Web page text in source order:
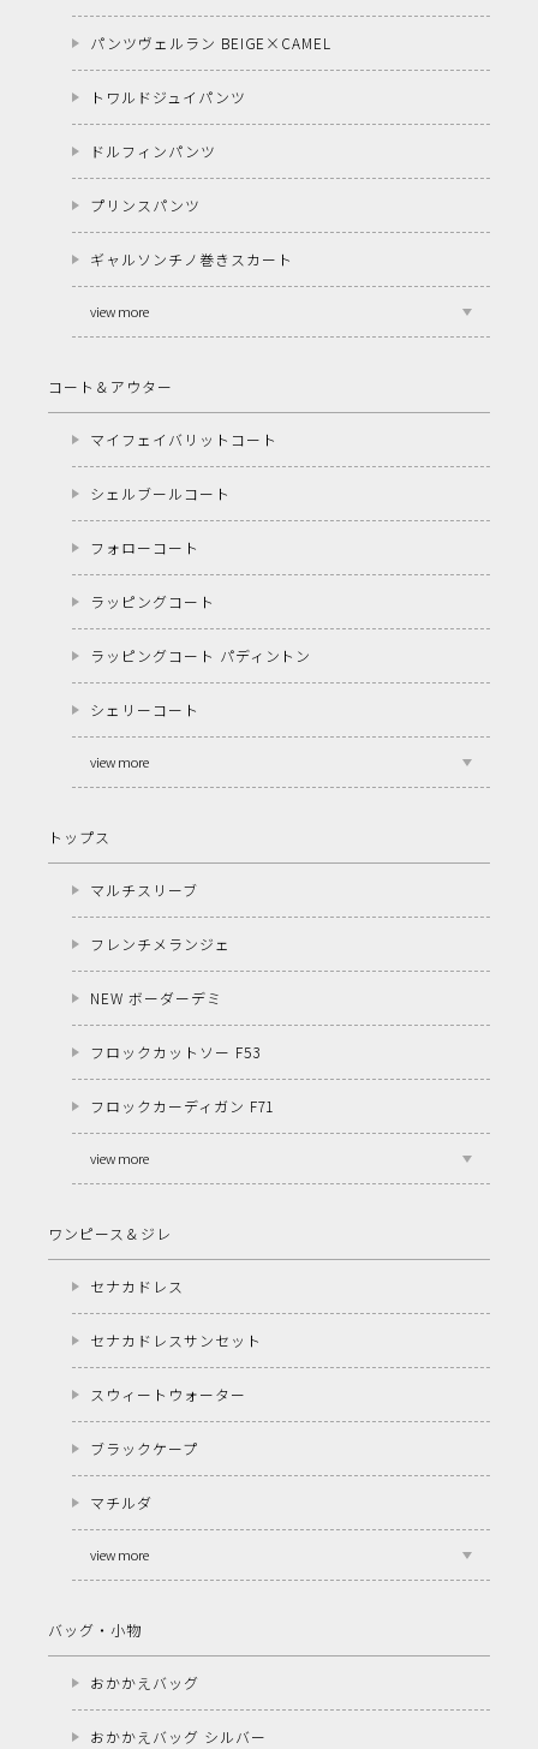
パンツヴェルラン BEIGE×CAMEL
トワルドジュイパンツ
ドルフィンパンツ
プリンスパンツ
ギャルソンチノ巻きスカート
view more
コート＆アウター
マイフェイバリットコート
シェルブールコート
フォローコート
ラッピングコート
ラッピングコート パディントン
シェリーコート
view more
トップス
マルチスリーブ
フレンチメランジェ
NEW ボーダーデミ
フロックカットソー F53
フロックカーディガン F71
view more
ワンピース＆ジレ
セナカドレス
セナカドレスサンセット
スウィートウォーター
ブラックケープ
マチルダ
view more
バッグ・小物
おかかえバッグ
おかかえバッグ シルバー